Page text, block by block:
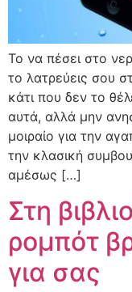
Το να πέσει στο
το λατρεύεις σου
κάτι που δεν το
αυτά, αλλά μην
μοιραίο για την
την κλασική
αμέσως […]
Στη
ρομπότ
για σας